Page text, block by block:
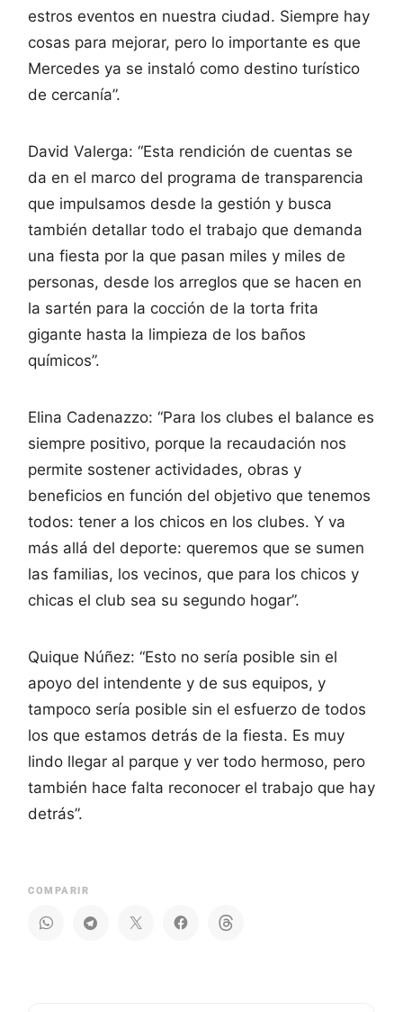
estros eventos en nuestra ciudad. Siempre hay
cosas para mejorar, pero lo importante es que
Mercedes ya se instaló como destino turístico
de cercanía”.
David Valerga: “Esta rendición de cuentas se
da en el marco del programa de transparencia
que impulsamos desde la gestión y busca
también detallar todo el trabajo que demanda
una fiesta por la que pasan miles y miles de
personas, desde los arreglos que se hacen en
la sartén para la cocción de la torta frita
gigante hasta la limpieza de los baños
químicos”.
Elina Cadenazzo: “Para los clubes el balance es
siempre positivo, porque la recaudación nos
permite sostener actividades, obras y
beneficios en función del objetivo que tenemos
todos: tener a los chicos en los clubes. Y va
más allá del deporte: queremos que se sumen
las familias, los vecinos, que para los chicos y
chicas el club sea su segundo hogar”.
Quique Núñez: “Esto no sería posible sin el
apoyo del intendente y de sus equipos, y
tampoco sería posible sin el esfuerzo de todos
los que estamos detrás de la fiesta. Es muy
lindo llegar al parque y ver todo hermoso, pero
también hace falta reconocer el trabajo que hay
detrás”.
COMPARIR